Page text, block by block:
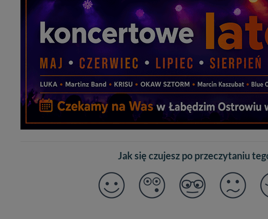
Jak się czujesz po przeczytaniu